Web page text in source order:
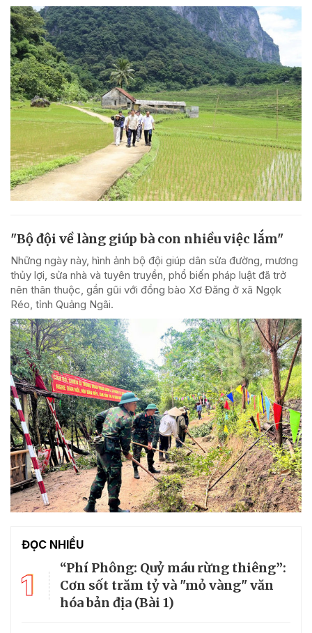
"Bộ đội về làng giúp bà con nhiều việc lắm"
Những ngày này, hình ảnh bộ đội giúp dân sửa đường, mương
thủy lợi, sửa nhà và tuyên truyền, phổ biến pháp luật đã trở
nên thân thuộc, gần gũi với đồng bào Xơ Đăng ở xã Ngọk
Réo, tỉnh Quảng Ngãi.
ĐỌC NHIỀU
1
“Phí Phông: Quỷ máu rừng thiêng”:
Cơn sốt trăm tỷ và "mỏ vàng" văn
hóa bản địa (Bài 1)